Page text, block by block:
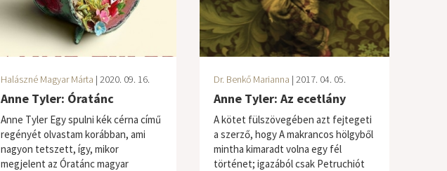
Halászné Magyar Márta | 2020. 09. 16.
Anne Tyler: Óratánc
Anne Tyler Egy spulni kék cérna című
regényét olvastam korábban, ami
nagyon tetszett, így, mikor
megjelent az Óratánc magyar
Dr. Benkő Marianna | 2017. 04. 05.
Anne Tyler: Az ecetlány
A kötet fülszövegében azt fejtegeti
a szerző, hogy A makrancos hölgyből
mintha kimaradt volna egy fél
történet; igazából csak Petruchiót